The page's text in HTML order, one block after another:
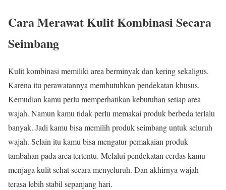
Cara Merawat Kulit Kombinasi Secara
Seimbang
Kulit kombinasi memiliki area berminyak dan kering sekaligus.
Karena itu perawatannya membutuhkan pendekatan khusus.
Kemudian kamu perlu memperhatikan kebutuhan setiap area
wajah. Namun kamu tidak perlu memakai produk berbeda terlalu
banyak. Jadi kamu bisa memilih produk seimbang untuk seluruh
wajah. Selain itu kamu bisa mengatur pemakaian produk
tambahan pada area tertentu. Melalui pendekatan cerdas kamu
menjaga kulit sehat secara menyeluruh. Dan akhirnya wajah
terasa lebih stabil sepanjang hari.